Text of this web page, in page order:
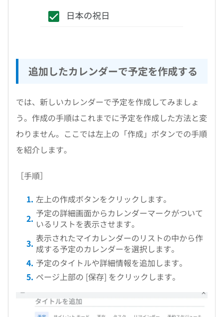
追加したカレンダーで予定を作成する
では、新しいカレンダーで予定を作成してみましょ
う。作成の手順はこれまでに予定を作成した方法と変
わりません。ここでは左上の「作成」ボタンでの手順
を紹介します。
［手順］
左上の作成ボタンをクリックします。
予定の詳細画面からカレンダーマークがついて
いるリストを表示させます。
表示されたマイカレンダーのリストの中から作
成する予定のカレンダーを選択します。
予定のタイトルや詳細情報を追加します。
ページ上部の [保存] をクリックします。